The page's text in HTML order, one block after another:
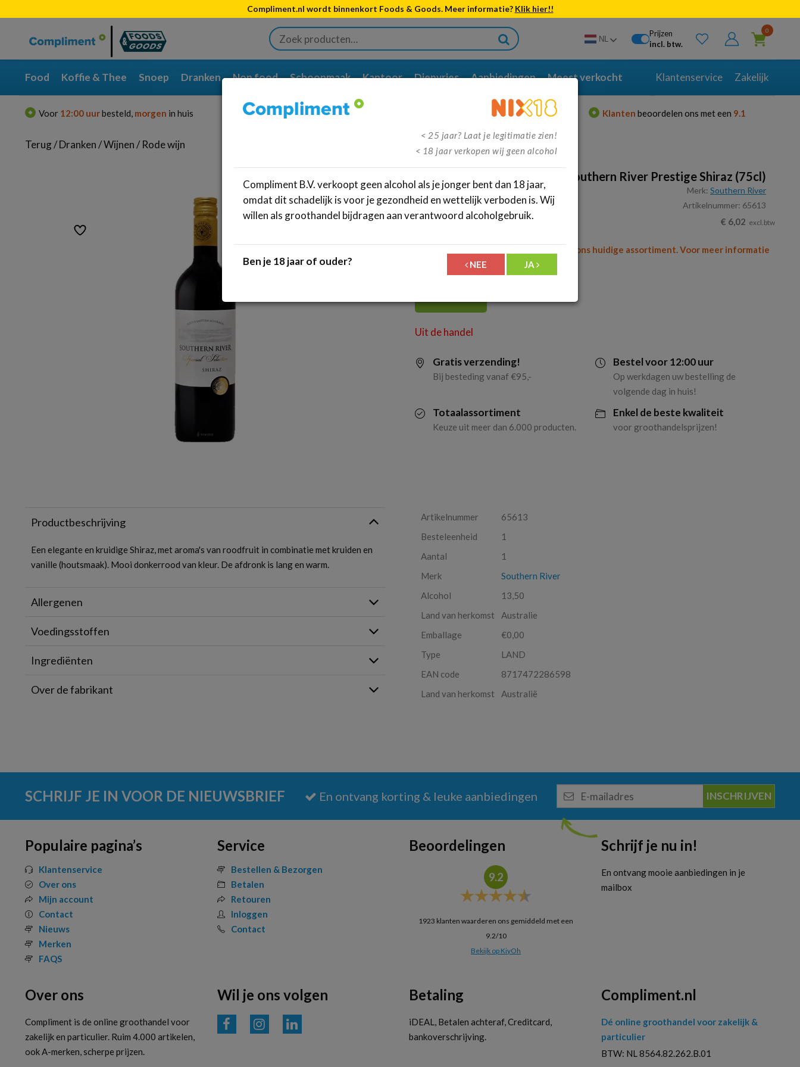
Compliment.nl wordt binnenkort Foods & Goods. Meer informatie? Klik hier!!
Zoeken
naar:
Categorieën
Merken
NL
Prijzen
incl. btw.
0
Food Koffie & Thee Snoep Dranken Non food Schoonmaak Kantoor Diepvries Aanbiedingen Meest verkocht Klantenservice Zakelijk
Voor 12:00 uurbesteld, morgen in huis Gratis verzenden vanaf €95,- klanten gingen je voor Klanten beoordelen ons met een 9.1
Terug/Dranken/Wijnen/Rode wijn
Southern River Prestige Shiraz (75cl)
Merk: Southern River
Artikelnummer: 65613
€ 6,02 excl.btw
Dit artikel is geen onderdeel meer van ons huidige assortiment. Voor meer informatie
neem contact met ons op.
Uit de handel
Gratis verzending!
Bij besteding vanaf €95,-
Bestel voor 12:00 uur
Op werkdagen uw bestelling de
volgende dag in huis!
Totaalassortiment
Keuze uit meer dan 6.000 producten.
Enkel de beste kwaliteit
voor groothandelsprijzen!
Productbeschrijving
Een elegante en kruidige Shiraz, met aroma's van roodfruit in combinatie met kruiden en
vanille (houtsmaak). Mooi donkerrood van kleur. De afdronk is lang en warm.
Allergenen
Voedingsstoffen
Ingrediënten
Over de fabrikant
Artikelnummer
65613
Besteleenheid
1
Aantal
1
Merk
Southern River
Alcohol
13,50
Land van herkomst
Australie
Emballage
€0,00
Type
LAND
EAN code
8717472286598
Land van herkomst
Australië
< 25 jaar? Laat je legitimatie zien!
< 18 jaar verkopen wij geen alcohol
Compliment B.V. verkoopt geen alcohol als je jonger bent dan 18 jaar,
omdat dit schadelijk is voor je gezondheid en wettelijk verboden is. Wij
willen als groothandel bijdragen aan verantwoord alcoholgebruik.
Ben je 18 jaar of ouder? NEE JA
SCHRIJF JE IN VOOR DE NIEUWSBRIEF En ontvang korting & leuke aanbiedingen
mailadres
Populaire pagina’s
Klantenservice
Over ons
Mijn account
Contact
Nieuws
Merken
FAQS
Service
Bestellen & Bezorgen
Betalen
Retouren
Inloggen
Contact
Beoordelingen
9.2
1923 klanten waarderen ons gemiddeld met een
9.2/10
Bekijk op KiyOh
Schrijf je nu in!
En ontvang mooie aanbiedingen in je
mailbox
Over ons
Compliment is de online groothandel voor
zakelijk en particulier. Ruim 4.000 artikelen,
ook A-merken, scherpe prijzen.
Wil je ons volgen Betaling
iDEAL, Betalen achteraf, Creditcard,
bankoverschrijving.
Compliment.nl
Dé online groothandel voor zakelijk &
particulier
BTW: NL 8564.82.262.B.01